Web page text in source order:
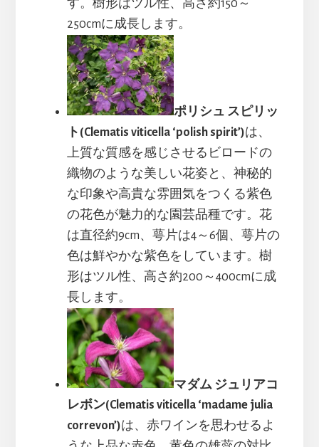
す。樹形はツル性、高さ約150～
250cmに成長します。
ポリシュ スピリッ
ト(Clematis viticella ‘polish spirit’)は、
上質な質感を感じさせるビロードの
織物のような美しい花姿と、神秘的
な印象や高貴な雰囲気をつくる紫色
の花色が魅力的な園芸品種です。花
は直径約9cm、萼片は4～6個、萼片の
色は鮮やかな紫色をしています。樹
形はツル性、高さ約200～400cmに成
長します。
マダム ジュリアコ
レボン(Clematis viticella ‘madame julia
correvon’)は、赤ワインを思わせるよ